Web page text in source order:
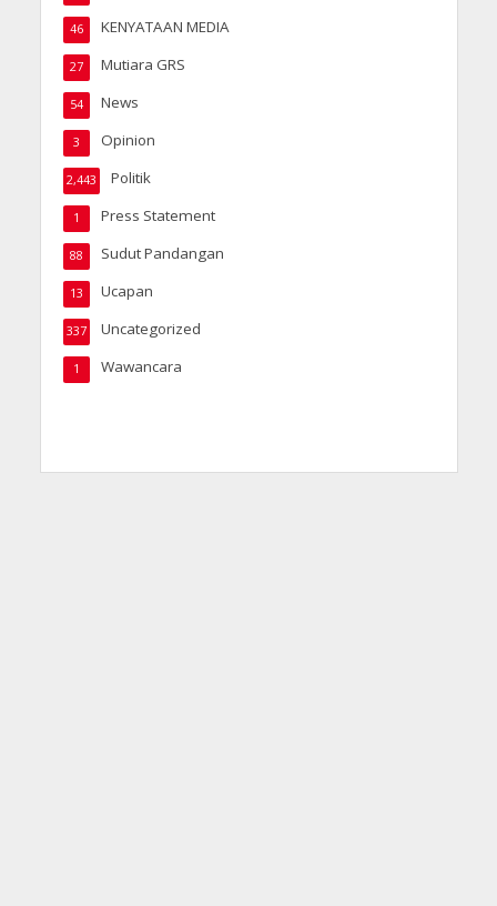
KENYATAAN MEDIA
46
Mutiara GRS
27
News
54
Opinion
3
Politik
2,443
Press Statement
1
Sudut Pandangan
88
Ucapan
13
Uncategorized
337
Wawancara
1